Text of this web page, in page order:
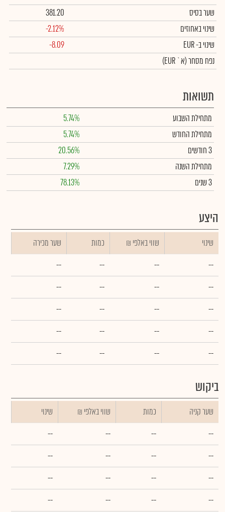
שער בסיס
381.20
שינוי באחוזים
-2.12%
שינויב- EUR
-8.09
נפח מסחר(א` EUR)
תשואות
מתחילת השבוע
5.74%
מתחילת החודש
5.74%
3 חודשים
20.56%
מתחילת השנה
7.29%
3 שנים
78.13%
היצע
שינוי ₪ שווי באלפי כמות
שער מכירה
--
--
--
--
--
--
--
--
--
--
--
--
--
--
--
--
--
--
--
--
ביקוש
שער קניה כמות ₪ שווי באלפי
שינוי
--
--
--
--
--
--
--
--
--
--
--
--
--
--
--
--